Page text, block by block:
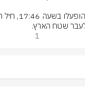
שטח הארץ.
1